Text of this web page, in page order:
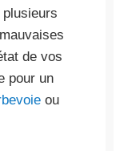
de vos
pour un
ou